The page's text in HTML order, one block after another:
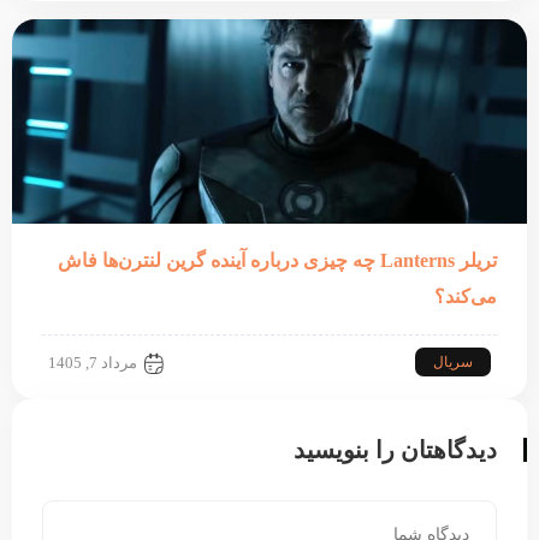
تریلر Lanterns چه چیزی درباره آینده گرین لنترن‌ها فاش
می‌کند؟
سریال مرداد 7, 1405
دیدگاهتان را بنویسید